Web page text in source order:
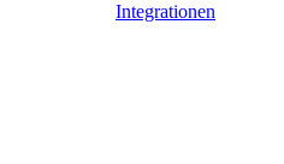
Integrationen